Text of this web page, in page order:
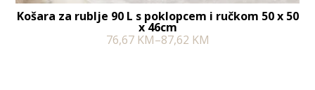
Košara za rublje 90 L s poklopcem i ručkom 50 x 50
x 46cm
76,67 KM–87,62 KM